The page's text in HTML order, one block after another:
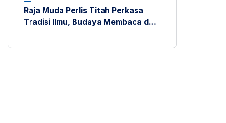
Raja Muda Perlis Titah Perkasa
Tradisi Ilmu, Budaya Membaca dan